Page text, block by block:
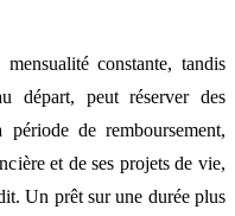
constante, tandis
départ, peut réserver des
de remboursement,
et de ses projets de vie,
Un prêt sur une durée plus